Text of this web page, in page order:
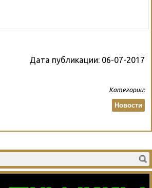
Дата публикации: 06-07-2017
Категории:
Новости